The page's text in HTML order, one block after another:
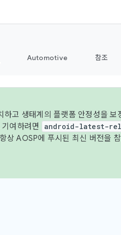
Automotive 참조
고 생태계의 플랫폼 안정성을
여하려면
android-latest-
상 AOSP에 푸시된 최신 버전을